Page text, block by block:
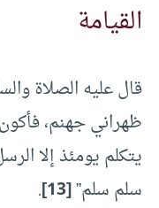
القيامة
قال عليه الصلاة
ظهراني جهنم،
يتكلم يومئذ إلا
سلم سلم”[13]
.